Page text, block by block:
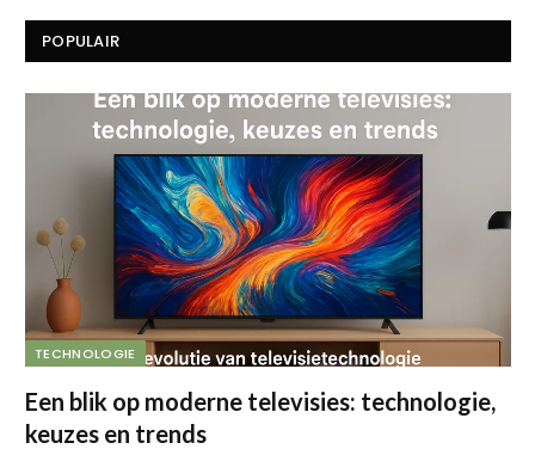
POPULAIR
TECHNOLOGIE
Een blik op moderne televisies: technologie,
keuzes en trends